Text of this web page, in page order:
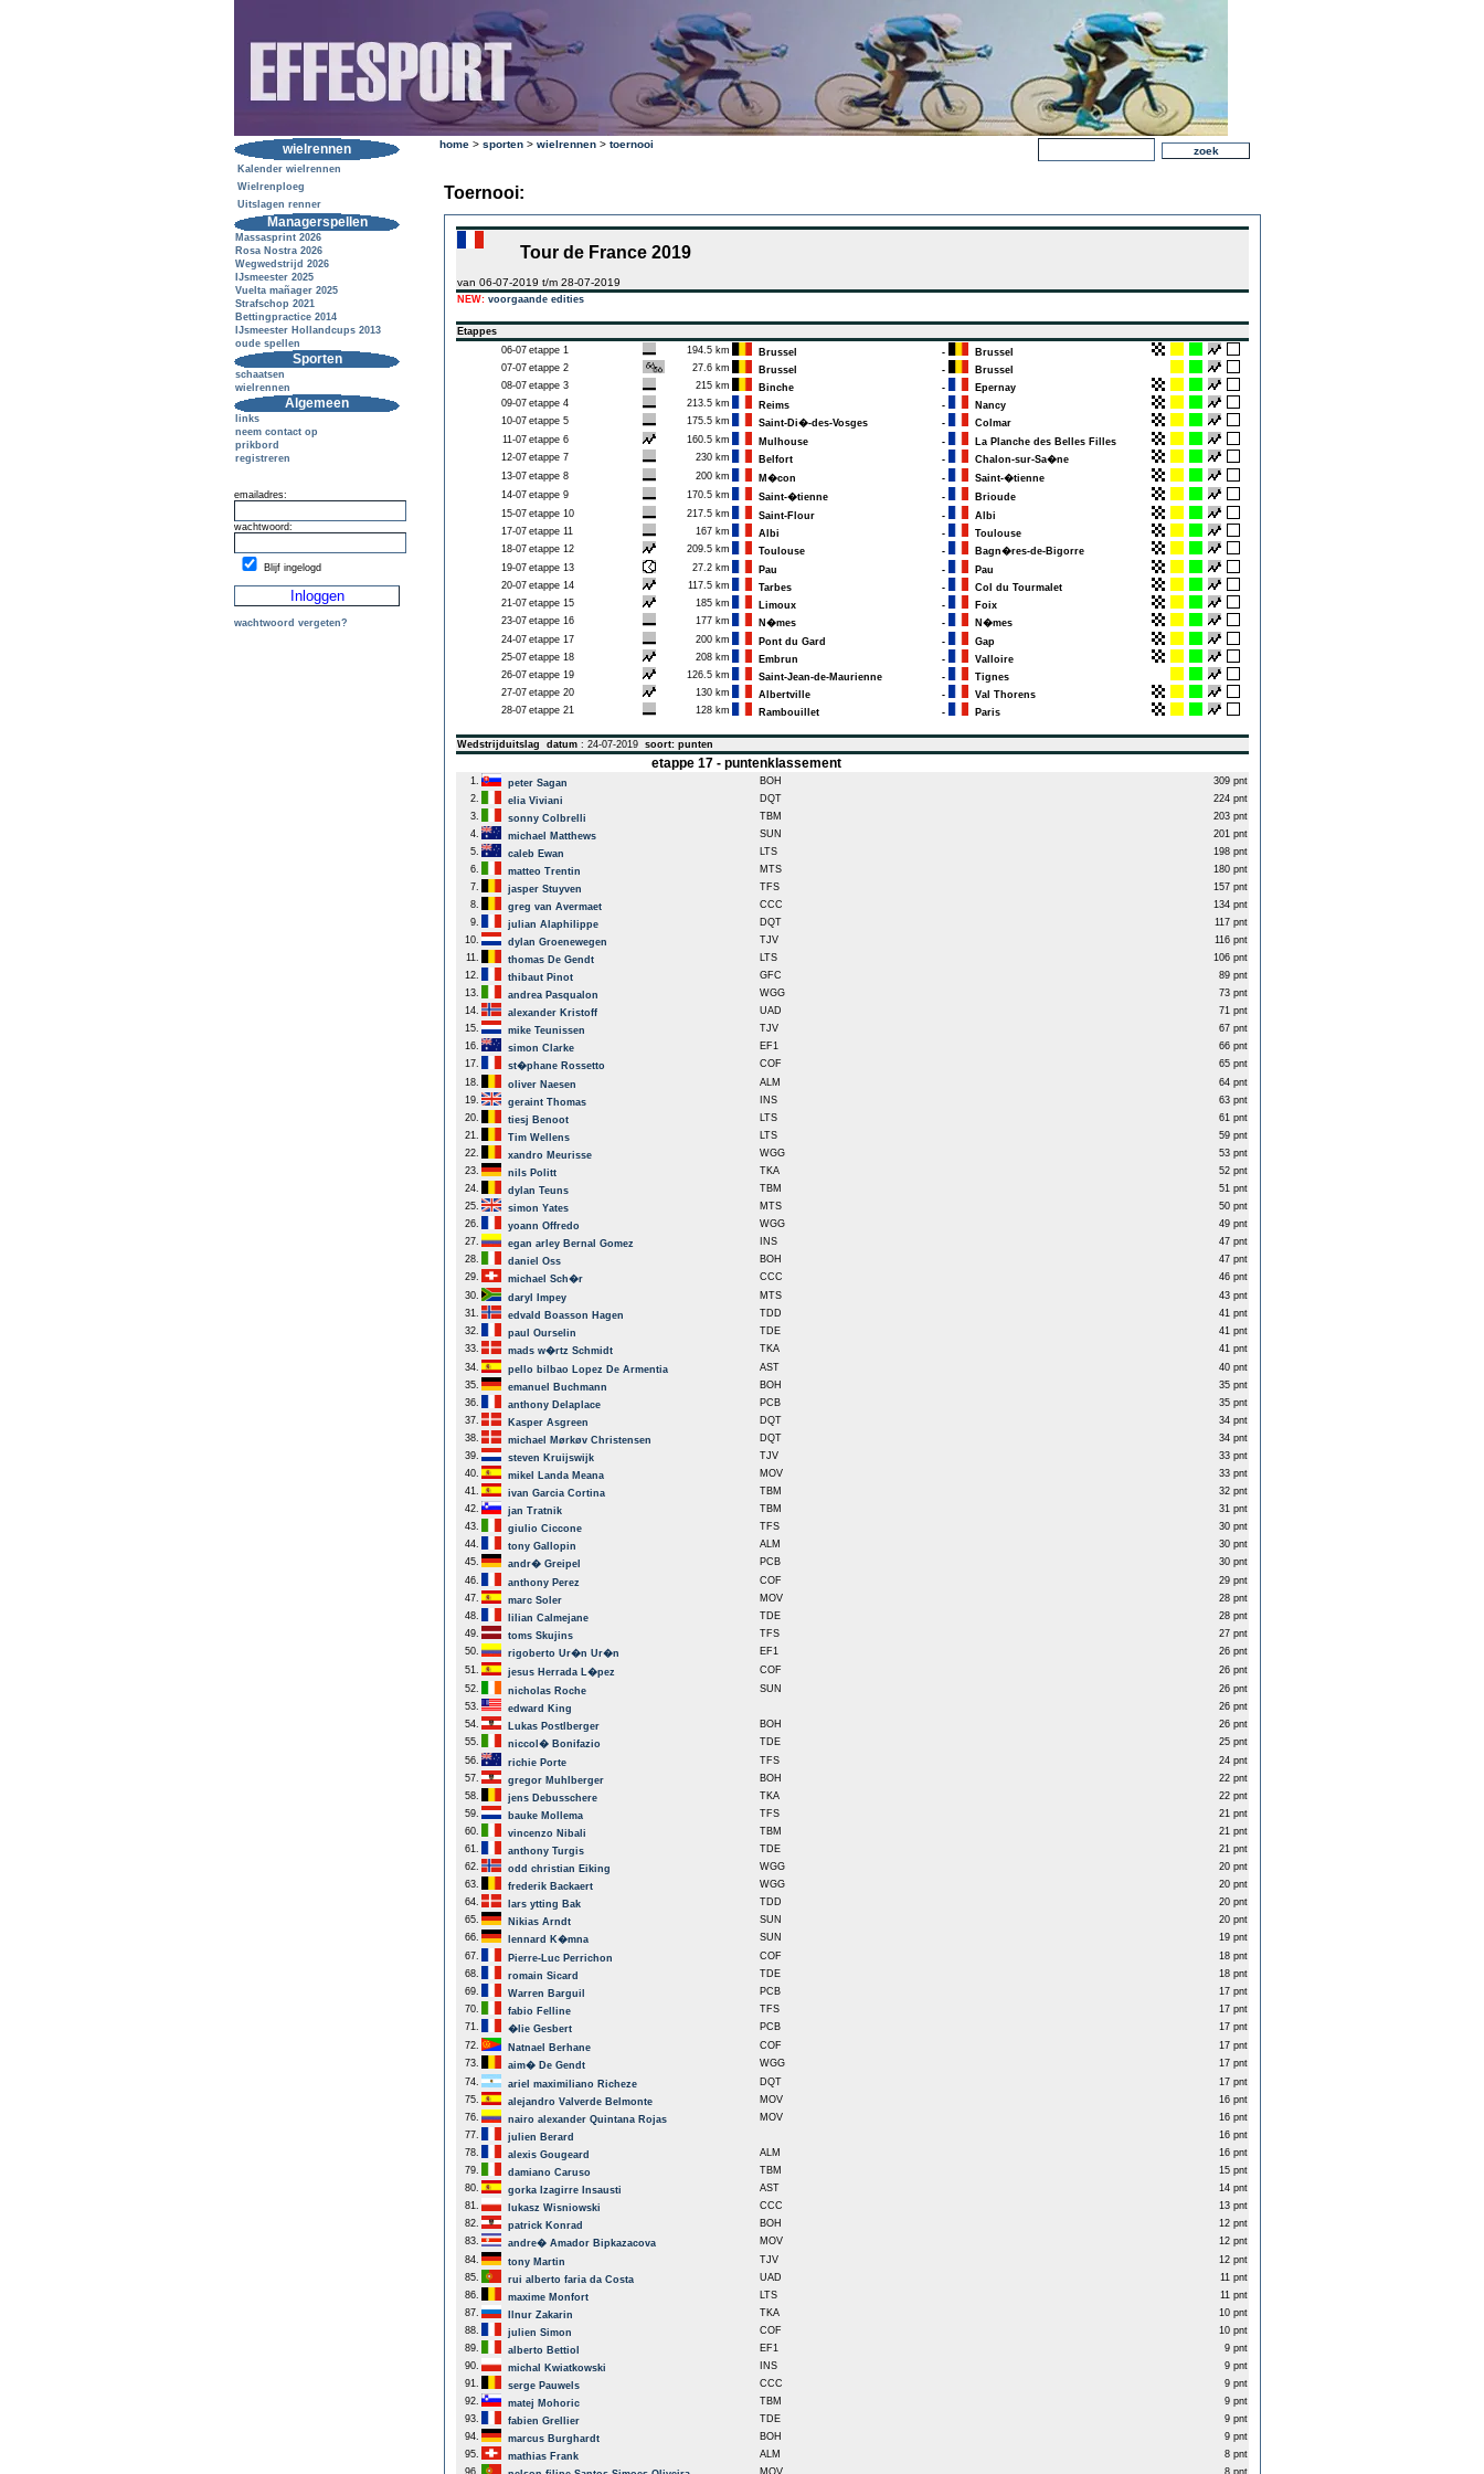
wielrennen
Kalender wielrennen
Wielrenploeg
Uitslagen renner
Managerspellen
Massasprint 2026
Rosa Nostra 2026
Wegwedstrijd 2026
IJsmeester 2025
Vuelta mañager 2025
Strafschop 2021
Bettingpractice 2014
IJsmeester Hollandcups 2013
oude spellen
Sporten
schaatsen
wielrennen
Algemeen
links
neem contact op
prikbord
registreren
emailadres:
wachtwoord:
Blijf ingelogd
wachtwoord vergeten?
home > sporten > wielrennen > toernooi
Toernooi:
Tour de France 2019
van 06-07-2019 t/m 28-07-2019
NEW: voorgaande edities
Etappes
06-07 etappe 1 194.5 km Brussel -
Brussel
07-07 etappe 2 27.6 km Brussel -
Brussel
08-07 etappe 3 215 km Binche -
Epernay
09-07 etappe 4 213.5 km Reims -
Nancy
10-07 etappe 5 175.5 km Saint-Di�-des-Vosges -
Colmar
11-07 etappe 6 160.5 km Mulhouse -
La Planche des Belles Filles
12-07 etappe 7 230 km Belfort -
Chalon-sur-Sa�ne
13-07 etappe 8 200 km M�con -
Saint-�tienne
14-07 etappe 9 170.5 km Saint-�tienne -
Brioude
15-07 etappe 10 217.5 km Saint-Flour -
Albi
17-07 etappe 11 167 km Albi -
Toulouse
18-07 etappe 12 209.5 km Toulouse -
Bagn�res-de-Bigorre
19-07 etappe 13 27.2 km Pau -
Pau
20-07 etappe 14 117.5 km Tarbes -
Col du Tourmalet
21-07 etappe 15 185 km Limoux -
Foix
23-07 etappe 16 177 km N�mes -
N�mes
24-07 etappe 17 200 km Pont du Gard -
Gap
25-07 etappe 18 208 km Embrun -
Valloire
26-07 etappe 19 126.5 km Saint-Jean-de-Maurienne -
Tignes
27-07 etappe 20 130 km Albertville -
Val Thorens
28-07 etappe 21 128 km Rambouillet - Paris
Wedstrijduitslag datum : 24-07-2019 soort: punten
etappe 17 - puntenklassement
1. peter Sagan BOH
309 pnt
2.
elia Viviani DQT
224 pnt
3.
sonny Colbrelli TBM
203 pnt
4.
michael Matthews SUN
201 pnt
5.
caleb Ewan LTS
198 pnt
6.
matteo Trentin MTS
180 pnt
7.
jasper Stuyven TFS
157 pnt
8.
greg van Avermaet CCC
134 pnt
9.
julian Alaphilippe DQT
117 pnt
10.
dylan Groenewegen TJV
116 pnt
11.
thomas De Gendt LTS
106 pnt
12.
thibaut Pinot GFC
89 pnt
13.
andrea Pasqualon WGG
73 pnt
14.
alexander Kristoff UAD
71 pnt
15.
mike Teunissen TJV
67 pnt
16.
simon Clarke EF1
66 pnt
17.
st�phane Rossetto COF
65 pnt
18.
oliver Naesen ALM
64 pnt
19.
geraint Thomas INS
63 pnt
20.
tiesj Benoot LTS
61 pnt
21.
Tim Wellens LTS
59 pnt
22.
xandro Meurisse WGG
53 pnt
23.
nils Politt TKA
52 pnt
24.
dylan Teuns TBM
51 pnt
25.
simon Yates MTS
50 pnt
26.
yoann Offredo WGG
49 pnt
27.
egan arley Bernal Gomez INS
47 pnt
28.
daniel Oss BOH
47 pnt
29.
michael Sch�r CCC
46 pnt
30.
daryl Impey MTS
43 pnt
31.
edvald Boasson Hagen TDD
41 pnt
32.
paul Ourselin TDE
41 pnt
33.
mads w�rtz Schmidt TKA
41 pnt
34.
pello bilbao Lopez De Armentia AST
40 pnt
35.
emanuel Buchmann BOH
35 pnt
36.
anthony Delaplace PCB
35 pnt
37.
Kasper Asgreen DQT
34 pnt
38.
michael Mørkøv Christensen DQT
34 pnt
39.
steven Kruijswijk TJV
33 pnt
40.
mikel Landa Meana MOV
33 pnt
41.
ivan Garcia Cortina TBM
32 pnt
42.
jan Tratnik TBM
31 pnt
43.
giulio Ciccone TFS
30 pnt
44.
tony Gallopin ALM
30 pnt
45.
andr� Greipel PCB
30 pnt
46.
anthony Perez COF
29 pnt
47.
marc Soler MOV
28 pnt
48.
lilian Calmejane TDE
28 pnt
49.
toms Skujins TFS
27 pnt
50.
rigoberto Ur�n Ur�n EF1
26 pnt
51.
jesus Herrada L�pez COF
26 pnt
52.
nicholas Roche SUN
26 pnt
53.
edward King
26 pnt
54.
Lukas Postlberger BOH
26 pnt
55.
niccol� Bonifazio TDE
25 pnt
56.
richie Porte TFS
24 pnt
57.
gregor Muhlberger BOH
22 pnt
58.
jens Debusschere TKA
22 pnt
59.
bauke Mollema TFS
21 pnt
60.
vincenzo Nibali TBM
21 pnt
61.
anthony Turgis TDE
21 pnt
62.
odd christian Eiking WGG
20 pnt
63.
frederik Backaert WGG
20 pnt
64.
lars ytting Bak TDD
20 pnt
65.
Nikias Arndt SUN
20 pnt
66.
lennard K�mna SUN
19 pnt
67.
Pierre-Luc Perrichon COF
18 pnt
68.
romain Sicard TDE
18 pnt
69.
Warren Barguil PCB
17 pnt
70.
fabio Felline TFS
17 pnt
71.
�lie Gesbert PCB
17 pnt
72.
Natnael Berhane COF
17 pnt
73.
aim� De Gendt WGG
17 pnt
74.
ariel maximiliano Richeze DQT
17 pnt
75.
alejandro Valverde Belmonte MOV
16 pnt
76.
nairo alexander Quintana Rojas MOV
16 pnt
77.
julien Berard
16 pnt
78.
alexis Gougeard ALM
16 pnt
79.
damiano Caruso TBM
15 pnt
80.
gorka Izagirre Insausti AST
14 pnt
81.
lukasz Wisniowski CCC
13 pnt
82.
patrick Konrad BOH
12 pnt
83.
andre� Amador Bipkazacova MOV
12 pnt
84.
tony Martin TJV
12 pnt
85.
rui alberto faria da Costa UAD
11 pnt
86.
maxime Monfort LTS
11 pnt
87.
Ilnur Zakarin TKA
10 pnt
88.
julien Simon COF
10 pnt
89.
alberto Bettiol EF1
9 pnt
90.
michal Kwiatkowski INS
9 pnt
91.
serge Pauwels CCC
9 pnt
92.
matej Mohoric TBM
9 pnt
93.
fabien Grellier TDE
9 pnt
94.
marcus Burghardt BOH
9 pnt
95.
mathias Frank ALM
8 pnt